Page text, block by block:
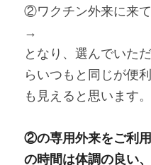
②ワクチン外来に来
→
となり、選んでいた
らいつもと同じが便
も見えると思います。
②の専用外来をご利
の時間は体調の良い